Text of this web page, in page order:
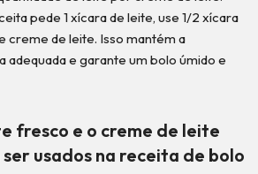
pede 1 xícara de leite, use 1/2 xícara
creme de leite. Isso mantém a
adequada e garante um bolo úmido e
fresco e o creme de leite
usados na receita de bolo